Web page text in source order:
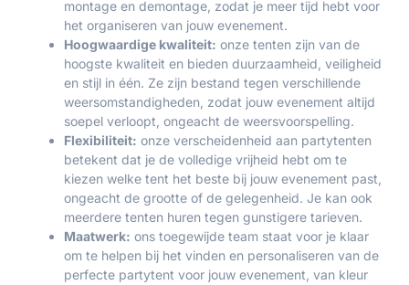
montage en demontage, zodat je meer tijd hebt voor
het organiseren van jouw evenement.
Hoogwaardige kwaliteit: onze tenten zijn van de
hoogste kwaliteit en bieden duurzaamheid, veiligheid
en stijl in één. Ze zijn bestand tegen verschillende
weersomstandigheden, zodat jouw evenement altijd
soepel verloopt, ongeacht de weersvoorspelling.
Flexibiliteit: onze verscheidenheid aan partytenten
betekent dat je de volledige vrijheid hebt om te
kiezen welke tent het beste bij jouw evenement past,
ongeacht de grootte of de gelegenheid. Je kan ook
meerdere tenten huren tegen gunstigere tarieven.
Maatwerk: ons toegewijde team staat voor je klaar
om te helpen bij het vinden en personaliseren van de
perfecte partytent voor jouw evenement, van kleur